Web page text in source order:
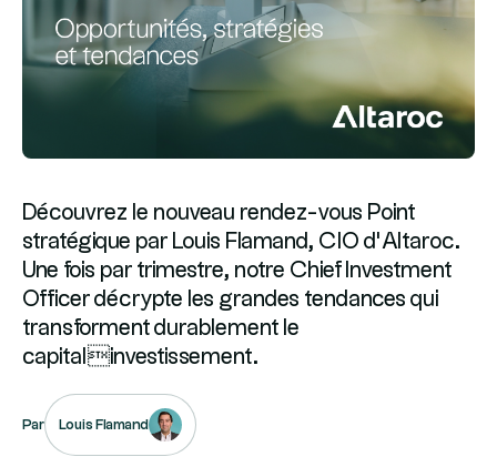
Découvrez le nouveau rendez-vous Point
stratégique par Louis Flamand, CIO d’Altaroc.
Une fois par trimestre, notre Chief Investment
Officer décrypte les grandes tendances qui
transforment durablement le
capitalinvestissement.
Par Louis Flamand